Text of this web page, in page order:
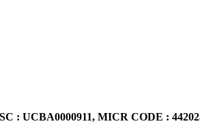
: UCBA0000911, MICR CODE :